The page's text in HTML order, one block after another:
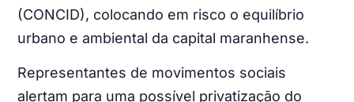
(CONCID), colocando em risco o equilíbrio
urbano e ambiental da capital maranhense.
Representantes de movimentos sociais
alertam para uma possível privatização do